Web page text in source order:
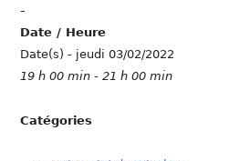
-
Date / Heure
Date(s) - jeudi 03/02/2022
19 h 00 min - 21 h 00 min
Catégories